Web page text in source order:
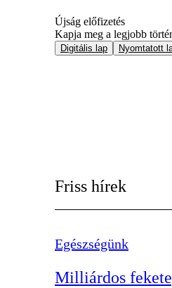
Újság előfizetés
Kapja meg a legjobb
Digitális lap Nyomtatott
Friss hírek
Egészségünk
Milliárdos